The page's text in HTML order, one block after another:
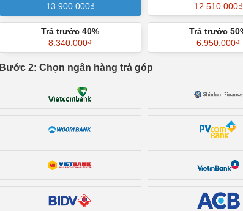
13.900.000₫
12.510.000₫
Trả trước 40%
8.340.000₫
Trả trước
6.950.000₫
Bước 2: Chọn ngân hàng trả góp